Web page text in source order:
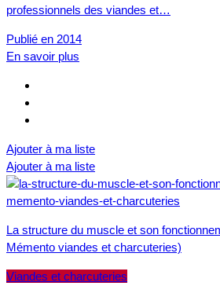
professionnels des viandes et…
Publié en 2014
En savoir plus
Ajouter à ma liste
Ajouter à ma liste
La structure du muscle et son
Mémento viandes et charcuteries)
Viandes et charcuteries